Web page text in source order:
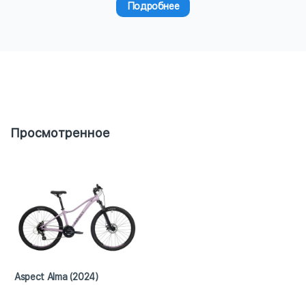
Подробнее
Просмотренное
Aspect Alma (2024)